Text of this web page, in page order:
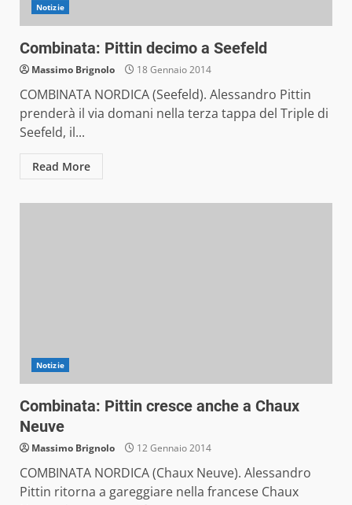
Notizie
Combinata: Pittin decimo a Seefeld
Massimo Brignolo 18 Gennaio 2014
COMBINATA NORDICA (Seefeld). Alessandro Pittin
prenderà il via domani nella terza tappa del Triple di
Seefeld, il...
Read More
Notizie
Combinata: Pittin cresce anche a Chaux
Neuve
Massimo Brignolo 12 Gennaio 2014
COMBINATA NORDICA (Chaux Neuve). Alessandro
Pittin ritorna a gareggiare nella francese Chaux